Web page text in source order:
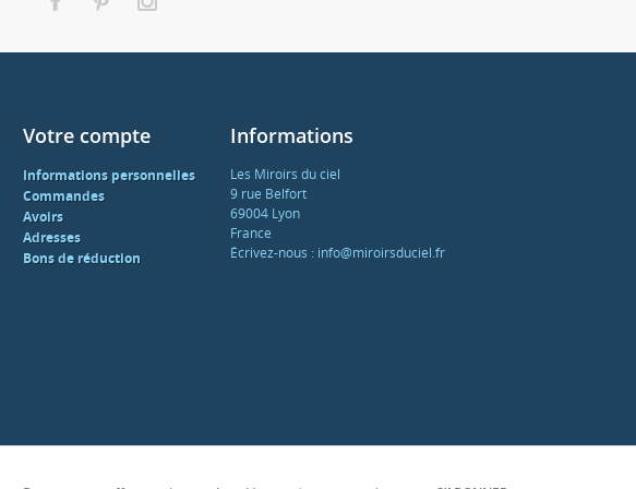
Votre compte
Informations personnelles
Commandes
Avoirs
Adresses
Bons de réduction
Informations
Les Miroirs du ciel
9 rue Belfort
69004 Lyon
France
Écrivez-nous : info@miroirsduciel.fr